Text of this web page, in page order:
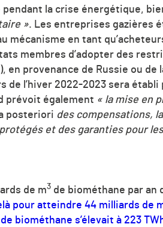
pendant la crise énergétique,
». Les entreprises gazières
mécanisme en tant
membres d’adopter des
en provenance de Russie ou de
l’hiver 2022-2023 sera établi
prévoit également « la mise en
posteriori des compensations,
et des garanties pour
de m3 de biométhane par an
pour atteindre 44 milliards de
biométhane s’élevait à 223